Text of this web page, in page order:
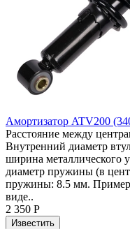
Амортизатор ATV200
Расстояние между
Внутренний диаметр
ширина металлического
диаметр пружины (в
пружины: 8.5 мм.
виде..
2 350 Р